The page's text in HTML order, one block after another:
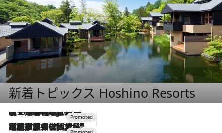
新着トピックス Hoshino Resorts
7 Hours Ago
【トンボの足水浴】ヒノキの香りに包まれて涼感マックス！約13℃の湧水かけ流しを避暑地「星野温泉 トンボの湯」で体験
2026.7.31
【ホテル帰省】という選択肢をOMOが提案。家族とほどよい距離を保つには「昼は実家、夜は気兼ねなくホテルで！」